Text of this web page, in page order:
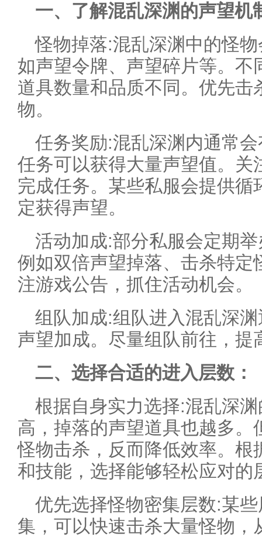
一、了解混乱深渊的声望机
怪物掉落:混乱深渊中的怪
如声望令牌、声望碎片等。不
道具数量和品质不同。优先击
物。
任务奖励:混乱深渊内通常
任务可以获得大量声望值。关
完成任务。某些私服会提供
定获得声望。
活动加成:部分私服会定期
例如双倍声望掉落、击杀特定
注游戏公告，抓住活动机会。
组队加成:组队进入混乱深
声望加成。尽量组队前往，提
二、选择合适的进入层数：
根据自身实力选择:混乱深
高，掉落的声望道具也越多。
怪物击杀，反而降低效率。根
和技能，选择能够轻松应对的
优先选择怪物密集层数:某
集，可以快速击杀大量怪物，